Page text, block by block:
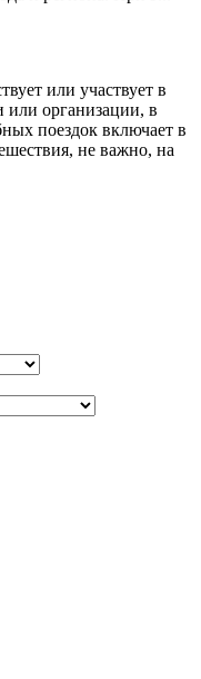
или участвует в
или организации, в
поездок включает в
не важно, на